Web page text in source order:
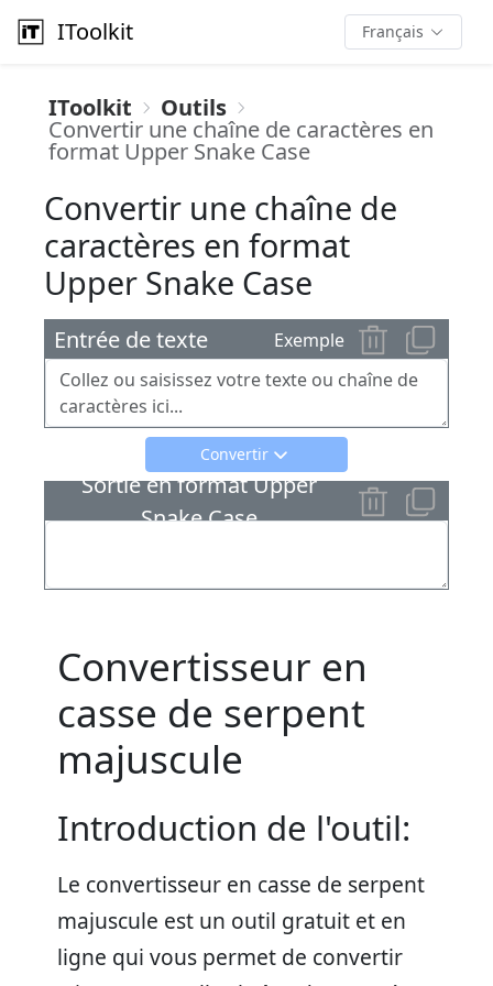
IToolkit Français
IToolkit Outils
Convertir une chaîne de caractères en
format Upper Snake Case
Convertir une chaîne de
caractères en format
Upper Snake Case
Entrée de texte Exemple
Convertir
Sortie en format Upper
Snake Case
Convertisseur en
casse de serpent
majuscule
Introduction de l'outil:
Le convertisseur en casse de serpent
majuscule est un outil gratuit et en
ligne qui vous permet de convertir